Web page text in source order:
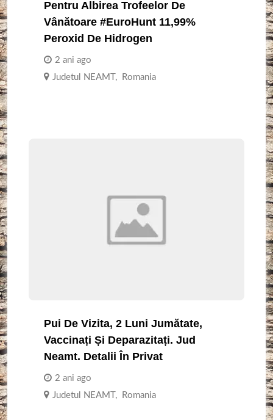
Pentru Albirea Trofeelor De
Vânătoare #EuroHunt 11,99%
Peroxid De Hidrogen
2 ani ago
Judetul NEAMT , Romania
Pui De Vizita, 2 Luni Jumătate,
Vaccinați Și Deparazitați. Jud
Neamt. Detalii În Privat
2 ani ago
Judetul NEAMT , Romania